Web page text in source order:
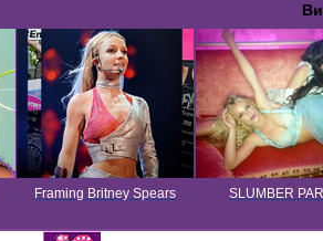
Framing Britney Spears SLUMBER